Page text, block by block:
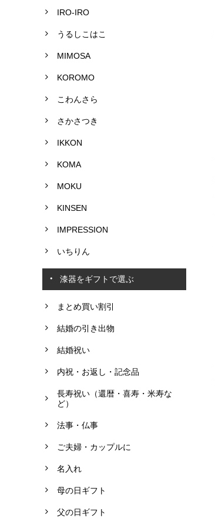
IRO-IRO
うるしこはこ
MIMOSA
KOROMO
こわんさら
さかさつき
IKKON
KOMA
MOKU
KINSEN
IMPRESSION
いちりん
漆器をギフトで選ぶ
まとめ買い割引
結婚の引き出物
結婚祝い
内祝・お返し・記念品
長寿祝い（還暦・喜寿・米寿な
ど）
法事・仏事
ご夫婦・カップルに
名入れ
母の日ギフト
父の日ギフト